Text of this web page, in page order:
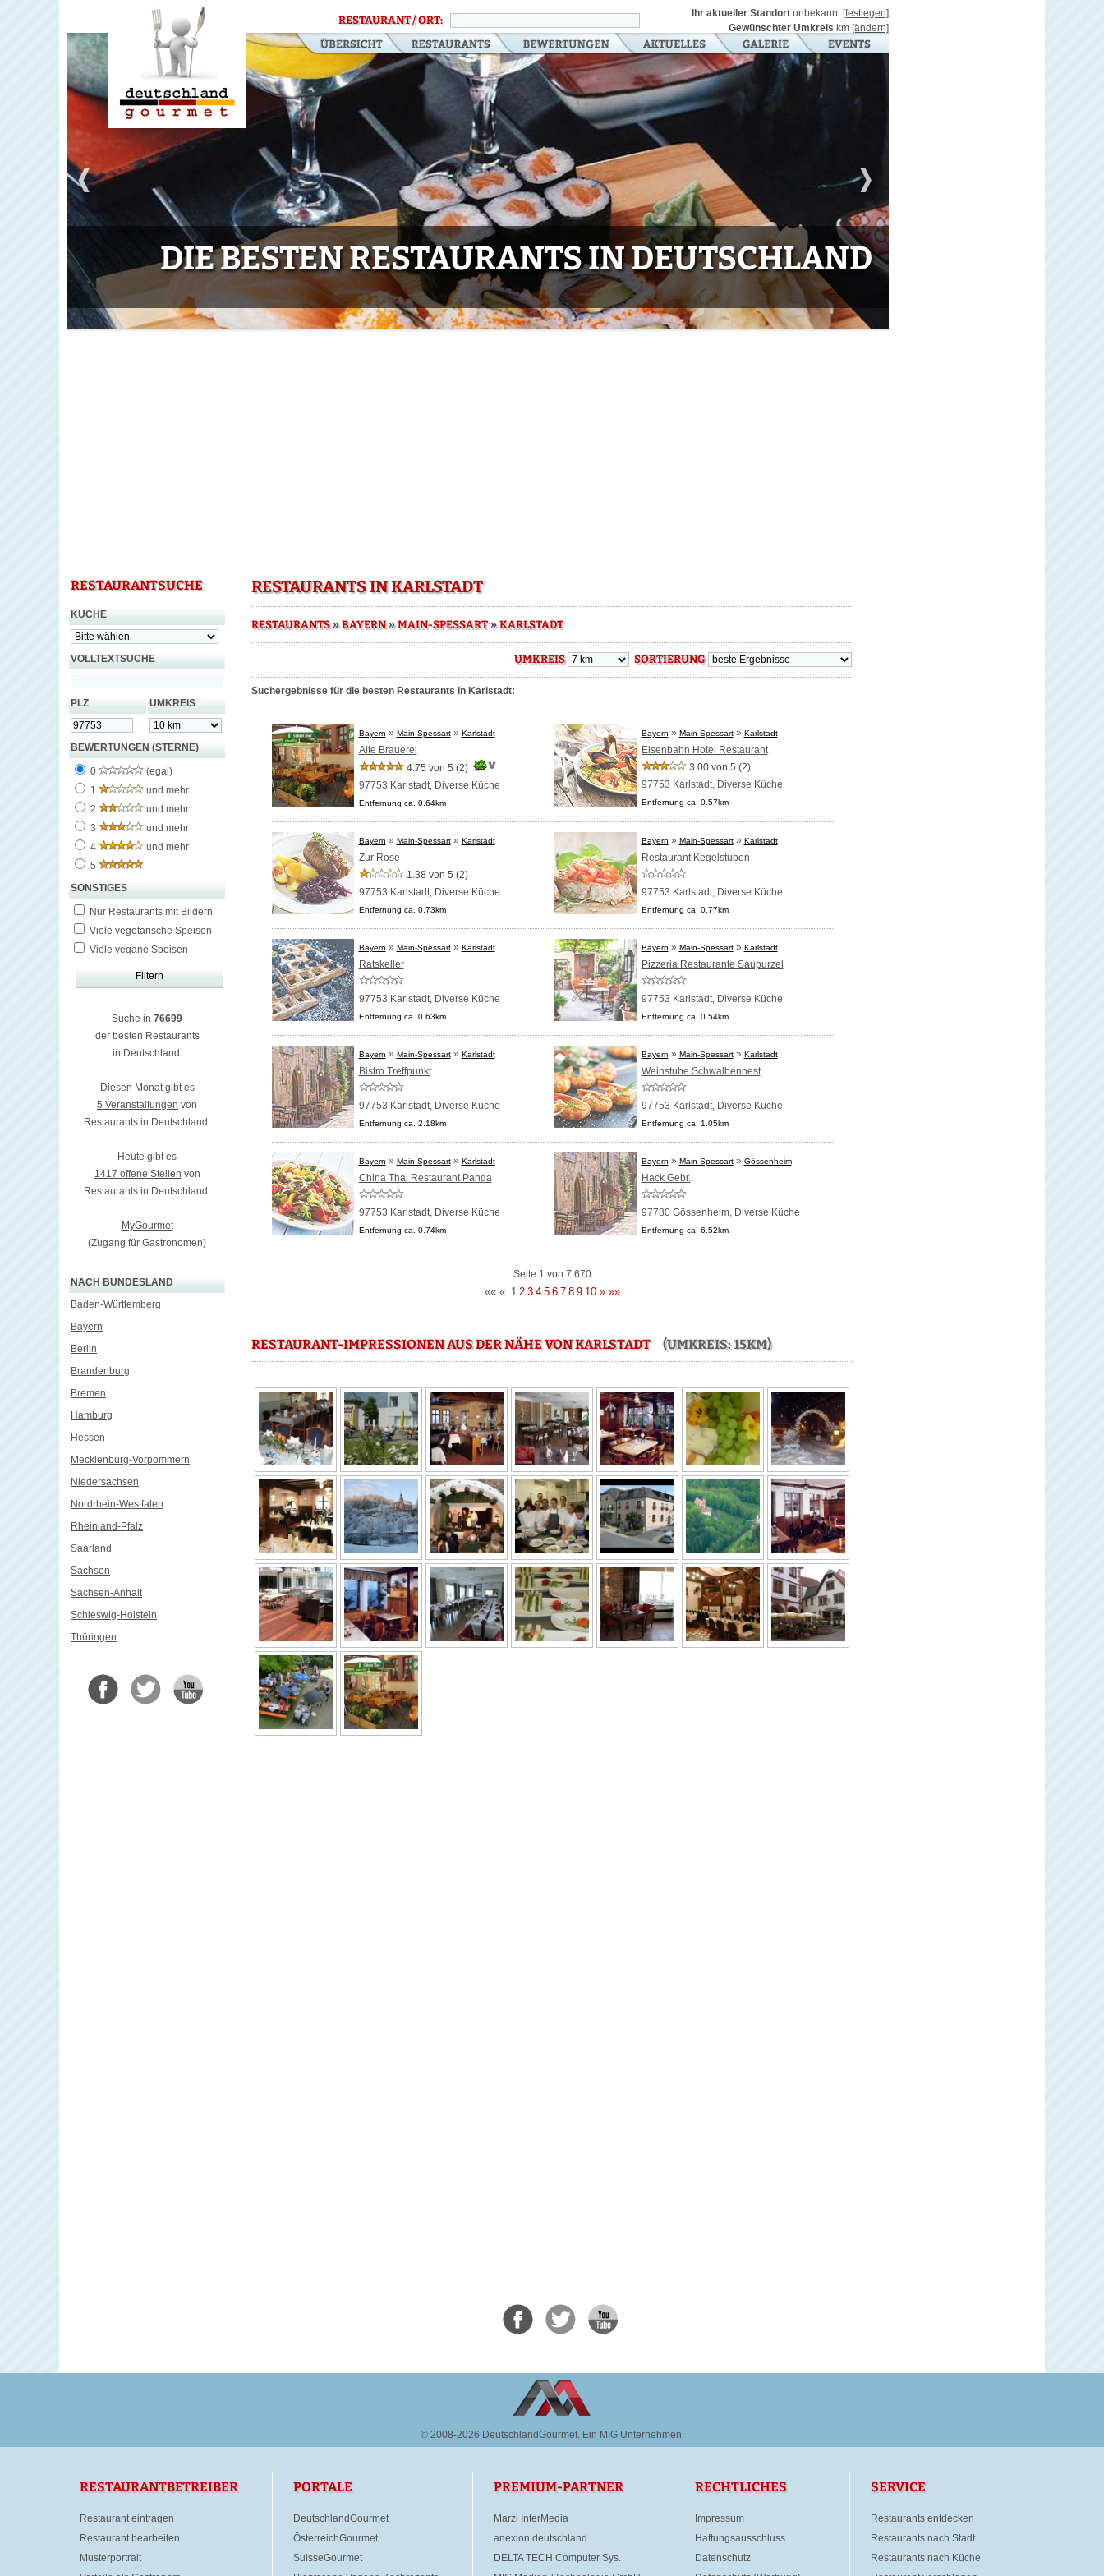
RESTAURANT / ORT:
Ihr aktueller Standort unbekannt [festlegen]
Gewünschter Umkreis km [ändern]
DIE BESTEN RESTAURANTS IN DEUTSCHLAND
RESTAURANTSUCHE
KÜCHE
VOLLTEXTSUCHE
PLZ UMKREIS
BEWERTUNGEN (STERNE)
0
(egal)
1
und mehr
2
und mehr
3
und mehr
4
und mehr
5
SONSTIGES
Nur Restaurants mit Bildern
Viele vegetarische Speisen
Viele vegane Speisen
Suche in 76699
der besten Restaurants
in Deutschland.
Diesen Monat gibt es
5 Veranstaltungen von
Restaurants in Deutschland.
Heute gibt es
1417 offene Stellen von
Restaurants in Deutschland.
MyGourmet
(Zugang für Gastronomen)
NACH BUNDESLAND
Baden-Württemberg
Bayern
Berlin
Brandenburg
Bremen
Hamburg
Hessen
Mecklenburg-Vorpommern
Niedersachsen
Nordrhein-Westfalen
Rheinland-Pfalz
Saarland
Sachsen
Sachsen-Anhalt
Schleswig-Holstein
Thüringen
RESTAURANTS IN KARLSTADT
RESTAURANTS»BAYERN»MAIN-SPESSART»KARLSTADT
UMKREIS SORTIERUNG
Suchergebnisse für die besten Restaurants in Karlstadt:
Bayern » Main-Spessart» Karlstadt
Alte Brauerei
4.75 von 5 (2)
97753 Karlstadt, Diverse Küche
Entfernung ca. 0.64km
Bayern » Main-Spessart» Karlstadt
Eisenbahn Hotel Restaurant
3.00 von 5 (2)
97753 Karlstadt, Diverse Küche
Entfernung ca. 0.57km
Bayern » Main-Spessart» Karlstadt
Zur Rose
1.38 von 5 (2)
97753 Karlstadt, Diverse Küche
Entfernung ca. 0.73km
Bayern » Main-Spessart» Karlstadt
Restaurant Kegelstuben
97753 Karlstadt, Diverse Küche
Entfernung ca. 0.77km
Bayern » Main-Spessart» Karlstadt
Ratskeller
97753 Karlstadt, Diverse Küche
Entfernung ca. 0.63km
Bayern » Main-Spessart» Karlstadt
Pizzeria Restaurante Saupurzel
97753 Karlstadt, Diverse Küche
Entfernung ca. 0.54km
Bayern » Main-Spessart» Karlstadt
Bistro Treffpunkt
97753 Karlstadt, Diverse Küche
Entfernung ca. 2.18km
Bayern » Main-Spessart» Karlstadt
Weinstube Schwalbennest
97753 Karlstadt, Diverse Küche
Entfernung ca. 1.05km
Bayern » Main-Spessart» Karlstadt
China Thai Restaurant Panda
97753 Karlstadt, Diverse Küche
Entfernung ca. 0.74km
Bayern » Main-Spessart» Gössenheim
Hack Gebr.
97780 Gössenheim, Diverse Küche
Entfernung ca. 6.52km
Seite 1 von 7.670
«« « 1 2 3 4 5 6 7 8 9 10» »»
RESTAURANT-IMPRESSIONEN AUS DER NÄHE VON KARLSTADT (UMKREIS: 15KM)
© 2008-2026 DeutschlandGourmet. Ein MIG Unternehmen.
RESTAURANTBETREIBER
Restaurant eintragen
Restaurant bearbeiten
Musterportrait
PORTALE
DeutschlandGourmet
ÖsterreichGourmet
SuisseGourmet
PREMIUM-PARTNER
Marzi InterMedia
anexion deutschland
DELTA TECH Computer Sys.
RECHTLICHES
Impressum
Haftungsausschluss
Datenschutz
SERVICE
Restaurants entdecken
Restaurants nach Stadt
Restaurants nach Küche